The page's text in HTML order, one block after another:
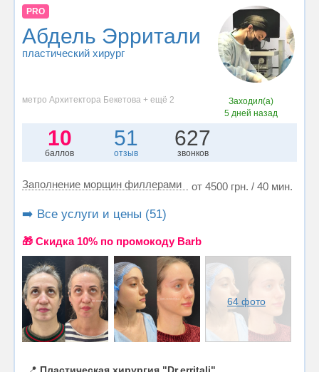
PRO
Абдель Эрритали
пластический хирург
метро Архитектора Бекетова + ещё 2
Заходил(а)
5 дней назад
10
баллов
51
отзыв
627
звонков
Заполнение морщин филлерами от 4500 грн. / 40 мин.
➡️ Все услуги и цены (51)
🎁 Cкидка 10% по промокоду Barb
64 фото
📍 Пластическая хирургия "Dr.erritali"